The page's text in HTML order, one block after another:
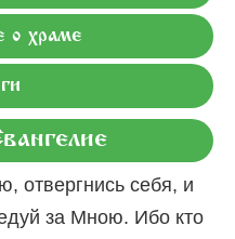
о храме
отвергнись себя, и
за Мною. Ибо кто